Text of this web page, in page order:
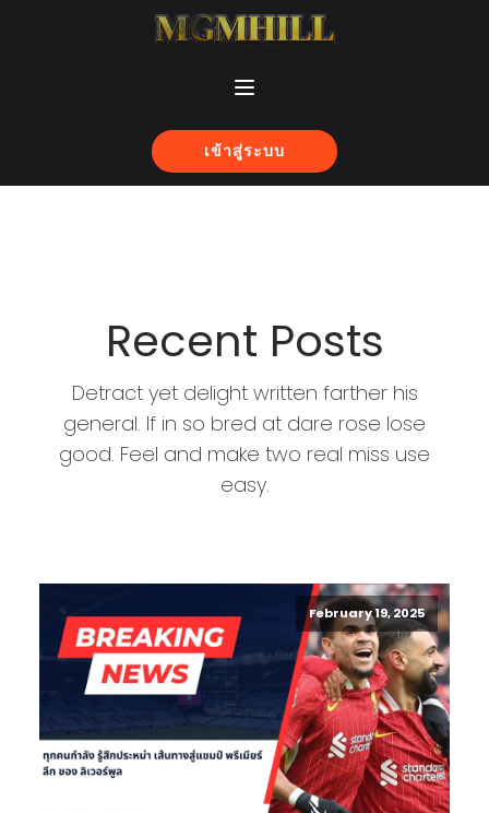
เข้าสู่ระบบ
Recent Posts
Detract yet delight written farther his
general. If in so bred at dare rose lose
good. Feel and make two real miss use
easy.
February 19, 2025